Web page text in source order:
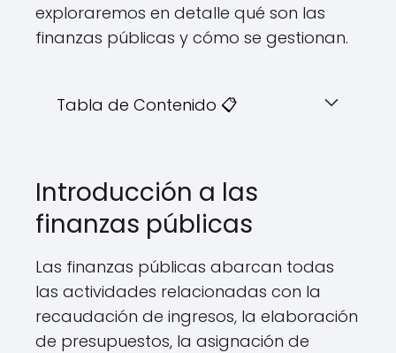
exploraremos en detalle qué son las
finanzas públicas y cómo se gestionan.
Tabla de Contenido 📋
Introducción a las
finanzas públicas
Las finanzas públicas abarcan todas
las actividades relacionadas con la
recaudación de ingresos, la elaboración
de presupuestos, la asignación de